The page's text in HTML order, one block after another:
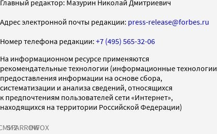
Главный редактор: Мазурин Николай Дмитриевич
Адрес электронной почты редакции: press-release@forbes.ru
Номер телефона редакции: +7 (495) 565-32-06
На информационном ресурсе применяются
рекомендательные технологии (информационные технологии
предоставления информации на основе сбора,
систематизации и анализа сведений, относящихся
к предпочтениям пользователей сети «Интернет»,
находящихся на территории Российской Федерации)
SPARROWINFOX